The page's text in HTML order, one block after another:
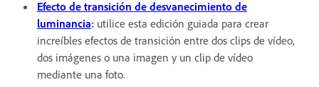
Efecto de transición de desvanecimiento de
luminancia: utilice esta edición guiada para crear
increíbles efectos de transición entre dos clips de vídeo,
dos imágenes o una imagen y un clip de vídeo
mediante una foto.